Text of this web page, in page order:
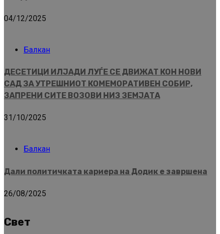
04/12/2025
Балкан
ДЕСЕТИЦИ ИЛЈАДИ ЛУЃЕ СЕ ДВИЖАТ КОН НОВИ
САД ЗА УТРЕШНИОТ КОМЕМОРАТИВЕН СОБИР,
ЗАПРЕНИ СИТЕ ВОЗОВИ НИЗ ЗЕМЈАТА
31/10/2025
Балкан
Дали политичката кариера на Додик е завршена
26/08/2025
Свет